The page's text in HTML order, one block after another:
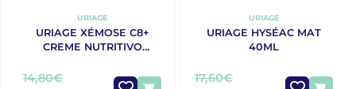
URIAGE
URIAGE XÉMOSE C8+
CREME NUTRITIVO
14,80€
URIAGE
URIAGE HYSÉAC MAT
40ML
17,60€